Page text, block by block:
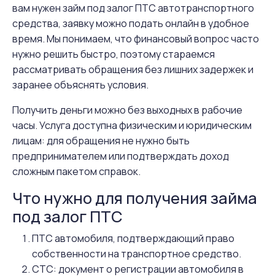
вам нужен займ под залог ПТС автотранспортного
средства, заявку можно подать онлайн в удобное
время. Мы понимаем, что финансовый вопрос часто
нужно решить быстро, поэтому стараемся
рассматривать обращения без лишних задержек и
заранее объяснять условия.
Получить деньги можно без выходных в рабочие
часы. Услуга доступна физическим и юридическим
лицам: для обращения не нужно быть
предпринимателем или подтверждать доход
сложным пакетом справок.
Что нужно для получения займа
под залог ПТС
ПТС автомобиля, подтверждающий право
собственности на транспортное средство.
СТС: документ о регистрации автомобиля в